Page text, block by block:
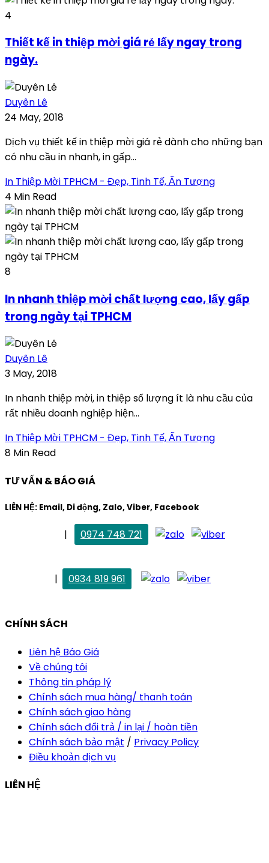
4
Thiết kế in thiệp mời giá rẻ lấy ngay trong
ngày.
Duyên Lê
24 May, 2018
Dịch vụ thiết kế in thiệp mời giá rẻ dành cho những bạn
có nhu cầu in nhanh, in gấp...
In Thiệp Mời TPHCM - Đẹp, Tinh Tế, Ấn Tượng
4 Min Read
8
In nhanh thiệp mời chất lượng cao, lấy gấp
trong ngày tại TPHCM
Duyên Lê
3 May, 2018
In nhanh thiệp mời, in thiệp số lượng ít là nhu cầu của
rất nhiều doanh nghiệp hiện...
In Thiệp Mời TPHCM - Đẹp, Tinh Tế, Ấn Tượng
8 Min Read
TƯ VẤN & BÁO GIÁ
LIÊN HỆ: Email, Di động, Zalo, Viber, Facebook
|
0974 748 721
|
0934 819 961
CHÍNH SÁCH
Liên hệ Báo Giá
Về chúng tôi
Thông tin pháp lý
Chính sách mua hàng/ thanh toán
Chính sách giao hàng
Chính sách đổi trả / in lại / hoàn tiền
Chính sách bảo mật / Privacy Policy
Điều khoản dịch vụ
LIÊN HỆ